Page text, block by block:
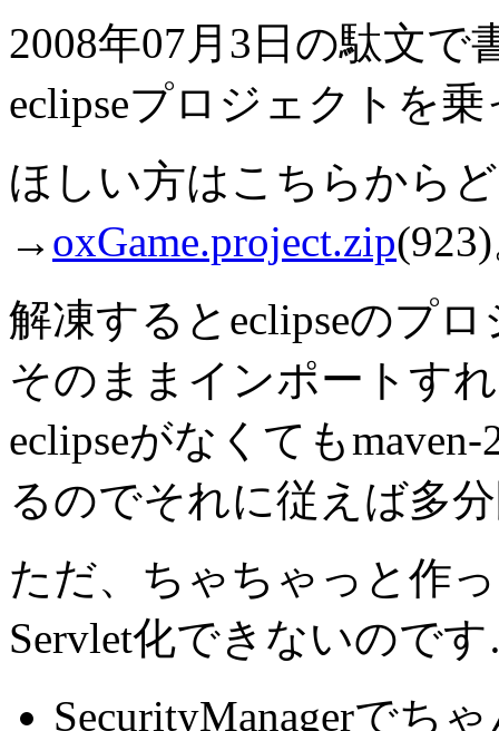
2008年07月3日の駄文
eclipseプロジェクトを
ほしい方はこちらから
→ oxGame.project.zip
解凍するとeclipseのプ
そのままインポートす
eclipseがなくても
るのでそれに従えば多
ただ、ちゃちゃっと作
Servlet化できないので
SecurityManagerでち